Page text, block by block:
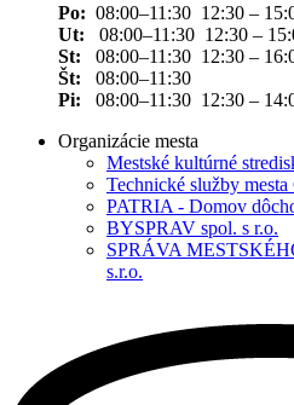
Po: 08:00–11:30 12:30 –
Ut: 08:00–11:30 12:30 –
St: 08:00–11:30 12:30 –
Št: 08:00–11:30
Pi: 08:00–11:30 12:30 –
Organizácie mesta
Mestské kultúrné
Technické služby mesta
PATRIA - Domov
BYSPRAV spol. s r.o.
SPRÁVA
s.r.o.